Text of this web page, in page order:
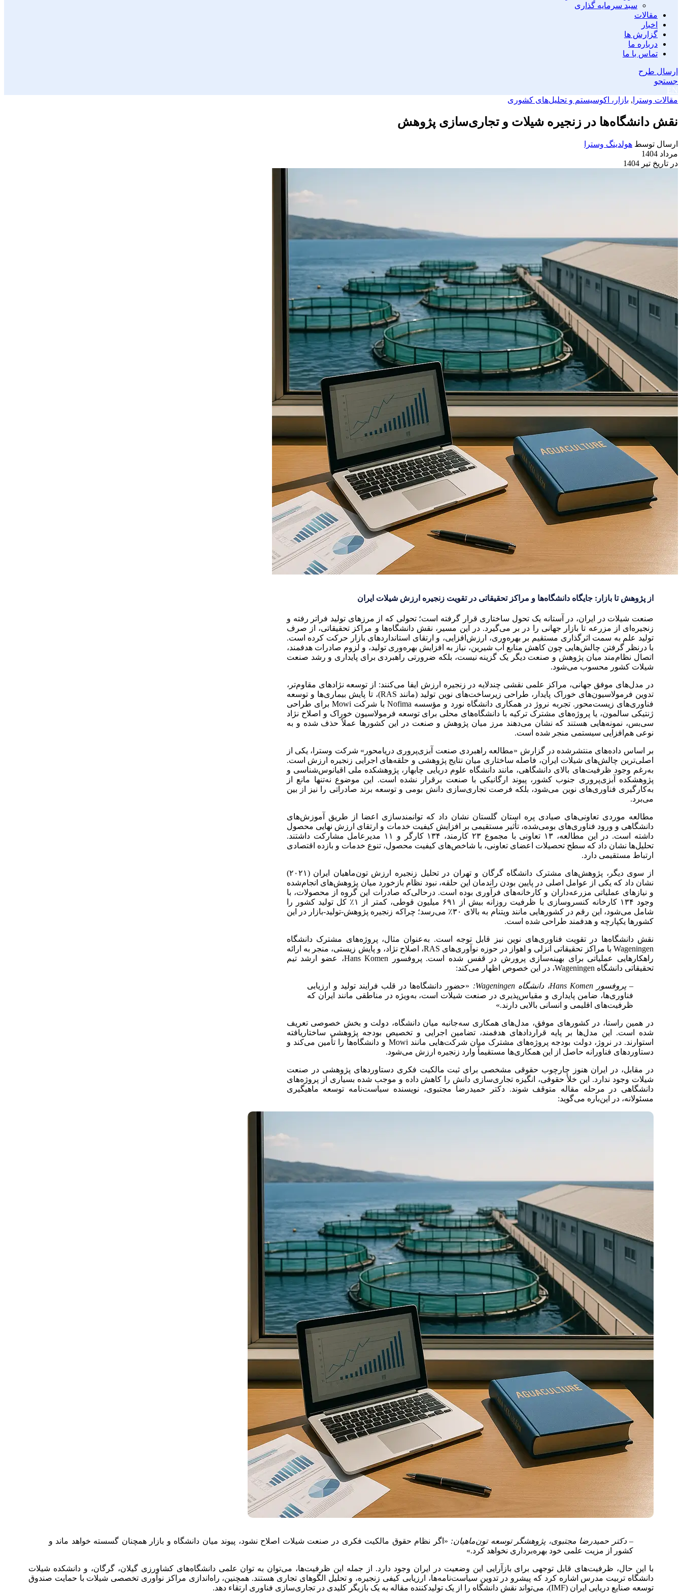
سبد سرمایه گذاری
مقالات
اخبار
گزارش ها
درباره ما
تماس با ما
ارسال طرح
جستجو
EN
مقالات وسترا , بازار، اکوسیستم و تحلیل‌های کشوری
نقش دانشگاه‌ها در زنجیره شیلات و تجاری‌سازی پژوهش
ارسال توسط هولدینگ وسترا
مرداد 1404
در تاریخ تیر 1404
از پژوهش تا بازار: جایگاه دانشگاه‌ها و مراکز تحقیقاتی در تقویت زنجیره ارزش شیلات ایران
صنعت شیلات در ایران، در آستانه یک تحول ساختاری قرار گرفته است؛ تحولی که از مرزهای تولید فراتر رفته و
زنجیره‌ای از مزرعه تا بازار جهانی را در بر می‌گیرد. در این مسیر، نقش دانشگاه‌ها و مراکز تحقیقاتی، از صرف
تولید علم به سمت اثرگذاری مستقیم بر بهره‌وری، ارزش‌افزایی، و ارتقای استانداردهای بازار حرکت کرده است.
با درنظر گرفتن چالش‌هایی چون کاهش منابع آب شیرین، نیاز به افزایش بهره‌وری تولید، و لزوم صادرات هدفمند،
اتصال نظام‌مند میان پژوهش و صنعت دیگر یک گزینه نیست، بلکه ضرورتی راهبردی برای پایداری و رشد صنعت
شیلات کشور محسوب می‌شود.
در مدل‌های موفق جهانی، مراکز علمی نقشی چندلایه در زنجیره ارزش ایفا می‌کنند: از توسعه نژادهای مقاوم‌تر،
تدوین فرمولاسیون‌های خوراک پایدار، طراحی زیرساخت‌های نوین تولید (مانند RAS)، تا پایش بیماری‌ها و توسعه
فناوری‌های زیست‌محور. تجربه نروژ در همکاری دانشگاه نورد و مؤسسه Nofima با شرکت Mowi برای طراحی
ژنتیکی سالمون، یا پروژه‌های مشترک ترکیه با دانشگاه‌های محلی برای توسعه فرمولاسیون خوراک و اصلاح نژاد
سی‌بس، نمونه‌هایی هستند که نشان می‌دهند مرز میان پژوهش و صنعت در این کشورها عملاً حذف شده و به
نوعی هم‌افزایی سیستمی منجر شده است.
بر اساس داده‌های منتشرشده در گزارش «مطالعه راهبردی صنعت آبزی‌پروری دریامحور» شرکت وسترا، یکی از
اصلی‌ترین چالش‌های شیلات ایران، فاصله ساختاری میان نتایج پژوهشی و حلقه‌های اجرایی زنجیره ارزش است.
به‌رغم وجود ظرفیت‌های بالای دانشگاهی، مانند دانشگاه علوم دریایی چابهار، پژوهشکده ملی اقیانوس‌شناسی و
پژوهشکده آبزی‌پروری جنوب کشور، پیوند ارگانیکی با صنعت برقرار نشده است. این موضوع نه‌تنها مانع از
به‌کارگیری فناوری‌های نوین می‌شود، بلکه فرصت تجاری‌سازی دانش بومی و توسعه برند صادراتی را نیز از بین
می‌برد.
مطالعه موردی تعاونی‌های صیادی پره استان گلستان نشان داد که توانمندسازی اعضا از طریق آموزش‌های
دانشگاهی و ورود فناوری‌های بومی‌شده، تأثیر مستقیمی بر افزایش کیفیت خدمات و ارتقای ارزش نهایی محصول
داشته است. در این مطالعه، ۱۳ تعاونی با مجموع ۲۳ کارمند، ۱۳۴ کارگر و ۱۱ مدیرعامل مشارکت داشتند.
تحلیل‌ها نشان داد که سطح تحصیلات اعضای تعاونی، با شاخص‌های کیفیت محصول، تنوع خدمات و بازده اقتصادی
ارتباط مستقیمی دارد.
از سوی دیگر، پژوهش‌های مشترک دانشگاه گرگان و تهران در تحلیل زنجیره ارزش تون‌ماهیان ایران (۲۰۲۱)
نشان داد که یکی از عوامل اصلی در پایین بودن راندمان این حلقه، نبود نظام بازخورد میان پژوهش‌های انجام‌شده
و نیازهای عملیاتی مزرعه‌داران و کارخانه‌های فرآوری بوده است. درحالی‌که صادرات این گروه از محصولات، با
وجود ۱۳۴ کارخانه کنسروسازی با ظرفیت روزانه بیش از ۶۹۱ میلیون قوطی، کمتر از ۱٪ کل تولید کشور را
شامل می‌شود، این رقم در کشورهایی مانند ویتنام به بالای ۳۰٪ می‌رسد؛ چراکه زنجیره پژوهش-تولید-بازار در این
کشورها یکپارچه و هدفمند طراحی شده است.
نقش دانشگاه‌ها در تقویت فناوری‌های نوین نیز قابل توجه است. به‌عنوان مثال، پروژه‌های مشترک دانشگاه
Wageningen با مراکز تحقیقاتی انزلی و اهواز در حوزه نوآوری‌های RAS، اصلاح نژاد، و پایش زیستی، منجر به ارائه
راهکارهایی عملیاتی برای بهینه‌سازی پرورش در قفس شده است. پروفسور Hans Komen، عضو ارشد تیم
تحقیقاتی دانشگاه Wageningen، در این خصوص اظهار می‌کند:
– پروفسور Hans Komen، دانشگاه Wageningen:
«حضور دانشگاه‌ها در قلب فرایند تولید و ارزیابی
فناوری‌ها، ضامن پایداری و مقیاس‌پذیری در صنعت شیلات است، به‌ویژه در مناطقی مانند ایران که
ظرفیت‌های اقلیمی و انسانی بالایی دارند.»
در همین راستا، در کشورهای موفق، مدل‌های همکاری سه‌جانبه میان دانشگاه، دولت و بخش خصوصی تعریف
شده است. این مدل‌ها بر پایه قراردادهای هدفمند، تضامین اجرایی و تخصیص بودجه پژوهشی ساختاریافته
استوارند. در نروژ، دولت بودجه پروژه‌های مشترک میان شرکت‌هایی مانند Mowi و دانشگاه‌ها را تأمین می‌کند و
دستاوردهای فناورانه حاصل از این همکاری‌ها مستقیماً وارد زنجیره ارزش می‌شود.
در مقابل، در ایران هنوز چارچوب حقوقی مشخصی برای ثبت مالکیت فکری دستاوردهای پژوهشی در صنعت
شیلات وجود ندارد. این خلأ حقوقی، انگیزه تجاری‌سازی دانش را کاهش داده و موجب شده بسیاری از پروژه‌های
دانشگاهی در مرحله مقاله متوقف شوند. دکتر حمیدرضا مجتبوی، نویسنده سیاست‌نامه توسعه ماهیگیری
مسئولانه، در این‌باره می‌گوید:
– دکتر حمیدرضا مجتبوی، پژوهشگر توسعه تون‌ماهیان: «اگر نظام حقوق مالکیت فکری در صنعت شیلات اصلاح نشود، پیوند میان دانشگاه و بازار همچنان گسسته خواهد ماند و
کشور از مزیت علمی خود بهره‌برداری نخواهد کرد.»
با این حال، ظرفیت‌های قابل توجهی برای بازآرایی این وضعیت در ایران وجود دارد. از جمله این ظرفیت‌ها، می‌توان به توان علمی دانشگاه‌های کشاورزی گیلان، گرگان، و دانشکده شیلات
دانشگاه تربیت مدرس اشاره کرد که پیشرو در تدوین سیاست‌نامه‌ها، ارزیابی کیفی زنجیره، و تحلیل الگوهای تجاری هستند. همچنین، راه‌اندازی مراکز نوآوری تخصصی شیلات با حمایت صندوق
توسعه صنایع دریایی ایران (IMF)، می‌تواند نقش دانشگاه را از یک تولیدکننده مقاله به یک بازیگر کلیدی در تجاری‌سازی فناوری ارتقاء دهد.